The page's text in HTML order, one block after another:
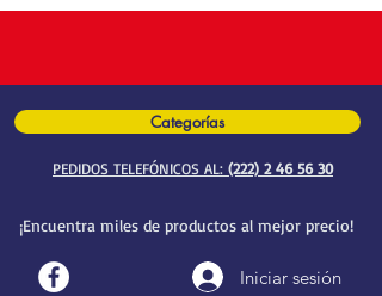
Categorías
PEDIDOS TELEFÓNICOS AL: (222) 2 46 56 30
¡Encuentra miles de productos al mejor precio!
Iniciar sesión